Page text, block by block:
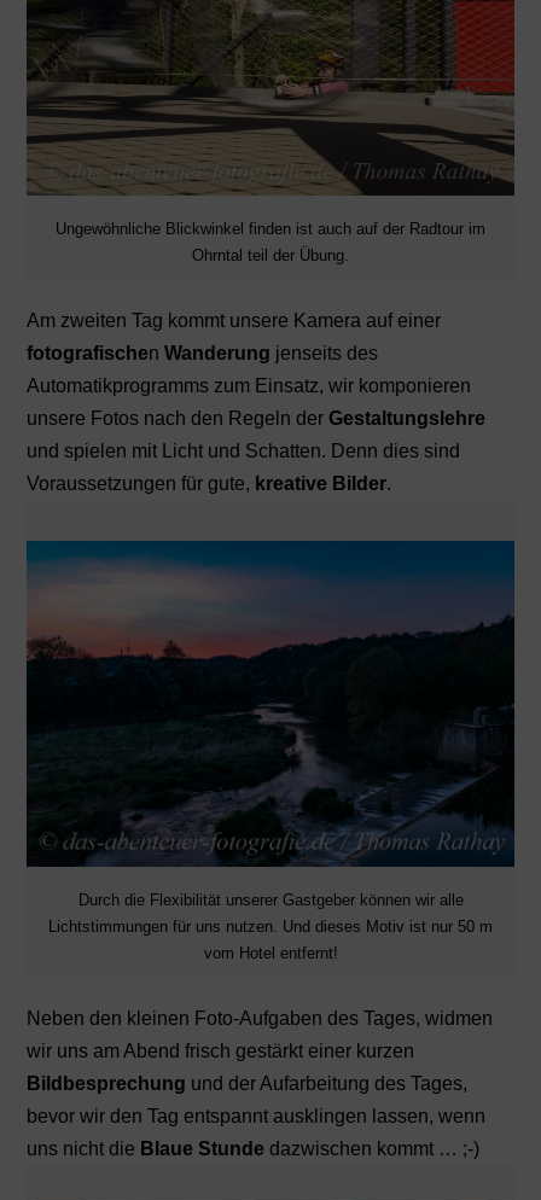
Ungewöhnliche Blickwinkel finden ist auch auf der Radtour im
Ohrntal teil der Übung.
Am zweiten Tag kommt unsere Kamera auf einer
fotografischen Wanderung jenseits des
Automatikprogramms zum Einsatz, wir komponieren
unsere Fotos nach den Regeln der Gestaltungslehre
und spielen mit Licht und Schatten. Denn dies sind
Voraussetzungen für gute, kreative Bilder.
Durch die Flexibilität unserer Gastgeber können wir alle
Lichtstimmungen für uns nutzen. Und dieses Motiv ist nur 50 m
vom Hotel entfernt!
Neben den kleinen Foto-Aufgaben des Tages, widmen
wir uns am Abend frisch gestärkt einer kurzen
Bildbesprechung und der Aufarbeitung des Tages,
bevor wir den Tag entspannt ausklingen lassen, wenn
uns nicht die Blaue Stunde dazwischen kommt … ;-)